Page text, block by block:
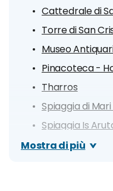
Cattedrale di
Torre di San
Museo
Pinacoteca -
Tharros
Spiaggia di
Spiaggia Is
S'Archittu
Mostra di più